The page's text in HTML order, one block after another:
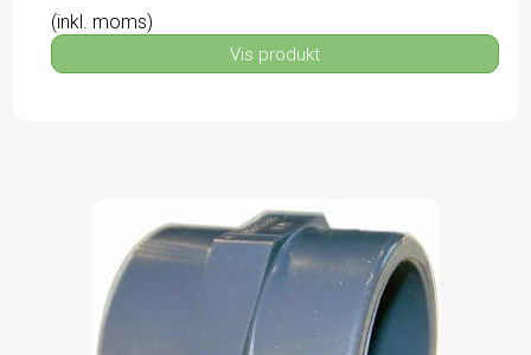
(inkl. moms)
Vis produkt